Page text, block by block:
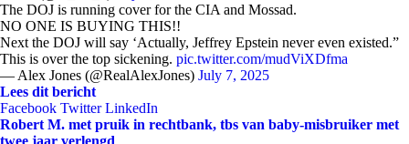
The DOJ is running cover for the CIA and Mossad.
NO ONE IS BUYING THIS!!
Next the DOJ will say ‘Actually, Jeffrey Epstein never even existed.”
This is over the top sickening. pic.twitter.com/mudViXDfma
— Alex Jones (@RealAlexJones) July 7, 2025
Lees dit bericht
Facebook Twitter LinkedIn
Robert M. met pruik in rechtbank, tbs van baby-misbruiker met
twee jaar verlengd